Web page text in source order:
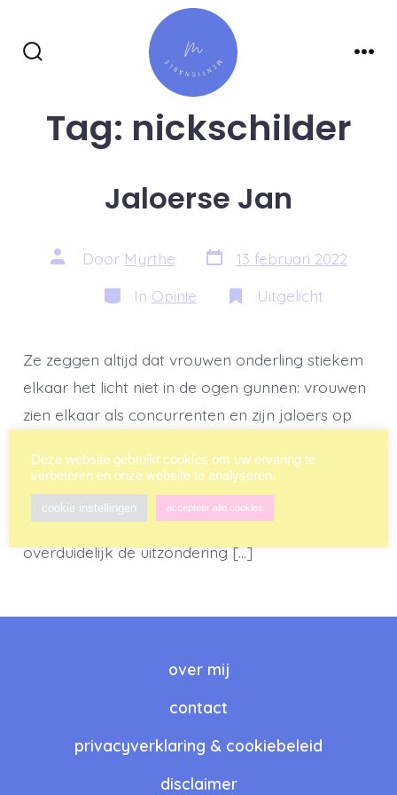
overslaan
Tag: nickschilder
Jaloerse Jan
Auteur
van
Door Myrthe Berichtdatum
13 februari 2022
Categorieën
In Opinie Uitgelicht
Ze zeggen altijd dat vrouwen onderling stiekem
elkaar het licht niet in de ogen gunnen: vrouwen
zien elkaar als concurrenten en zijn jaloers op
gevonden worden en om het uiterlijk. Mannen
daarentegen zouden veel minder afgunstig zijn
op deze vlakken. Privé-journalist Jan Uriot is
overduidelijk de uitzondering […]
over mij
contact
privacyverklaring & cookiebeleid
disclaimer
Deze website gebruikt cookies om uw ervaring te
verbeteren en onze website te analyseren.
cookie instellingen accepteer alle cookies